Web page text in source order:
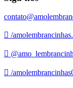
/
/